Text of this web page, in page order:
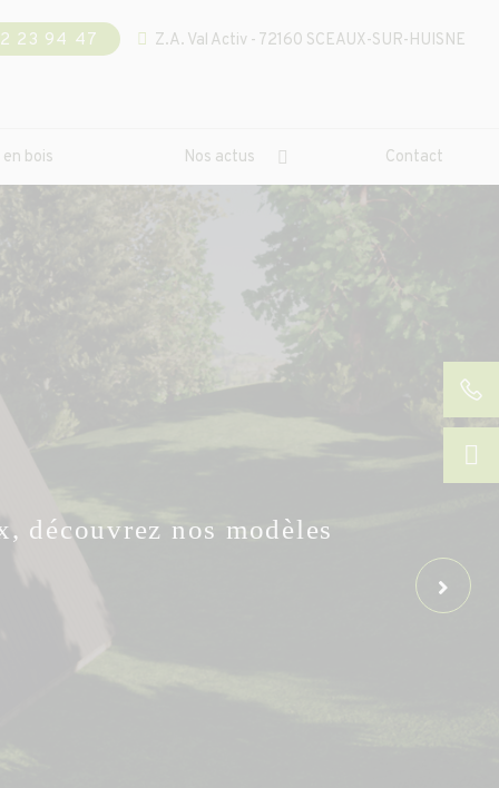
23 94 47 Z.A. Val Activ - 72160 SCEAUX-SUR-HUISNE
bois Nos actus Contact
Next
découvrez nos modèles